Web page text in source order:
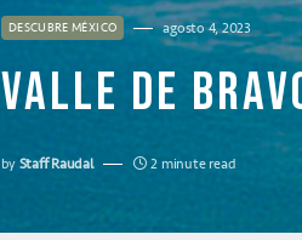
DESCUBRE MÉXICO agosto 4, 2023
VALLE DE
byStaff Raudal 2 minute read